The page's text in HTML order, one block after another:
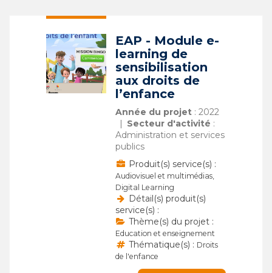
EAP - Module e-
learning de
sensibilisation
aux droits de
l’enfance
Année du projet: 2022
Secteur d'activité :
Administration et services
publics
Produit(s) service(s) :
Audiovisuel et multimédias,
Digital Learning
Détail(s) produit(s)
service(s) :
Thème(s) du projet :
Education et enseignement
Thématique(s) : Droits
de l'enfance